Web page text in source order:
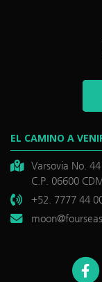
EL CAMINO A
Varsovia No.
C.P. 06600
+52. 7777 44